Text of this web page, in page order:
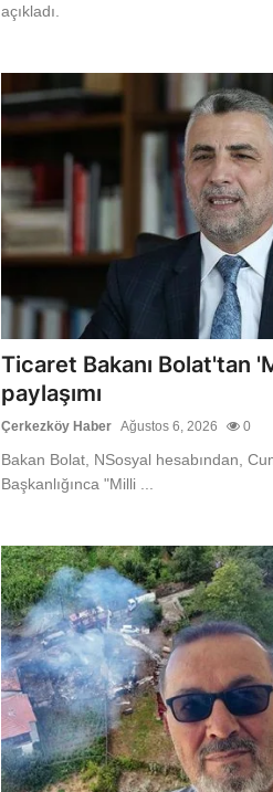
açıkladı.
Ticaret Bakanı Bolat'tan
paylaşımı
Çerkezköy Haber Ağustos 6, 2026 0
Bakan Bolat, NSosyal hesabından,
Başkanlığınca "Milli ...